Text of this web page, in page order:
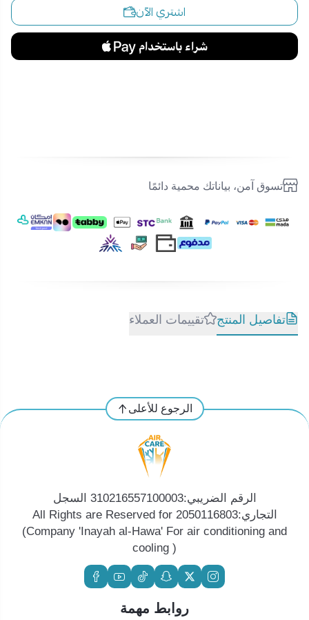
اشتري الآن
تسوق آمن، بياناتك محمية دائمًا
تفاصيل المنتج تقييمات العملاء
الرجوع للأعلى
الرقم الضريبي:310216557100003 السجل
التجاري:2050116803 All Rights are Reserved for
(Company 'Inayah al-Hawa' For air conditioning and
cooling )
روابط مهمة